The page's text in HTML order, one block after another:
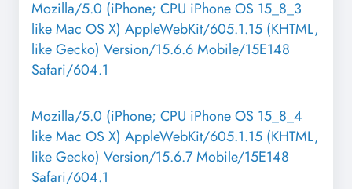
Mozilla/5.0 (iPhone; CPU iPhone OS 15_8_3
like Mac OS X) AppleWebKit/605.1.15 (KHTML,
like Gecko) Version/15.6.6 Mobile/15E148
Safari/604.1
Mozilla/5.0 (iPhone; CPU iPhone OS 15_8_4
like Mac OS X) AppleWebKit/605.1.15 (KHTML,
like Gecko) Version/15.6.7 Mobile/15E148
Safari/604.1